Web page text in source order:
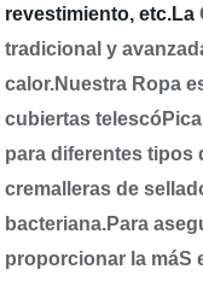
revestimiento, etc.La
tradicional y
calor.Nuestra Ropa
cubiertas
para diferentes tipos
cremalleras de
bacteriana.Para
proporcionar la máS